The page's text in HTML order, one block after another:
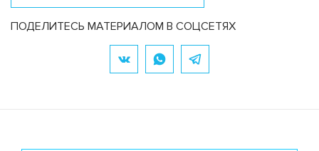
ПОДЕЛИТЕСЬ МАТЕРИАЛОМ В СОЦСЕТЯХ